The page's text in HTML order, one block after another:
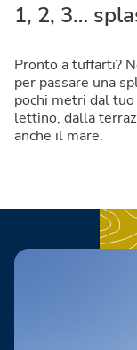
1, 2, 3…
Pronto a tuffarti?
per passare una
pochi metri dal
lettino, dalla
anche il mare.